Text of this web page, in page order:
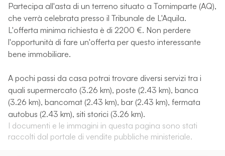
Partecipa all'asta di un terreno situato a Tornimparte (AQ),
che verrà celebrata presso il Tribunale de L'Aquila.
L'offerta minima richiesta è di 2200 €. Non perdere
l'opportunità di fare un'offerta per questo interessante
bene immobiliare.
A pochi passi da casa potrai trovare diversi servizi tra i
quali supermercato (3.26 km), poste (2.43 km), banca
(3.26 km), bancomat (2.43 km), bar (2.43 km), fermata
autobus (2.43 km), siti storici (3.26 km).
I documenti e le immagini in questa pagina sono stati
raccolti dal portale di vendite pubbliche ministeriale.